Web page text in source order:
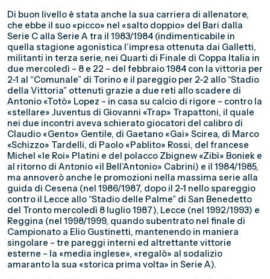
Di buon livello è stata anche la sua carriera di allenatore,
che ebbe il suo «picco» nel «salto doppio» del Bari dalla
Serie C alla Serie A tra il 1983/1984 (indimenticabile in
quella stagione agonistica l’impresa ottenuta dai Galletti,
militanti in terza serie, nei Quarti di Finale di Coppa Italia in
due mercoledì – 8 e 22 – del febbraio 1984 con la vittoria per
2-1 al “Comunale” di Torino e il pareggio per 2-2 allo “Stadio
della Vittoria” ottenuti grazie a due reti allo scadere di
Antonio «Totò» Lopez – in casa su calcio di rigore – contro la
«stellare» Juventus di Giovanni «Trap» Trapattoni, il quale
nei due incontri aveva schierato giocatori del calibro di
Claudio «Gento» Gentile, di Gaetano «Gai» Scirea, di Marco
«Schizzo» Tardelli, di Paolo «Pablito» Rossi, del francese
Michel «le Roi» Platini e del polacco Zbignew «Zibì» Boniek e
al ritorno di Antonio «il Bell’Antonio» Cabrini) e il 1984/1985,
ma annoverò anche le promozioni nella massima serie alla
guida di Cesena (nel 1986/1987, dopo il 2-1 nello spareggio
contro il Lecce allo “Stadio delle Palme” di San Benedetto
del Tronto mercoledì 8 luglio 1987), Lecce (nel 1992/1993) e
Reggina (nel 1998/1999, quando subentrato nel finale di
Campionato a Elio Gustinetti, mantenendo in maniera
singolare – tre pareggi interni ed altrettante vittorie
esterne – la «media inglese», «regalò» al sodalizio
amaranto la sua «storica prima volta» in Serie A).